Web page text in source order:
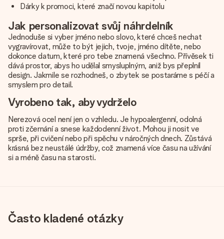
Dárky k promoci, které značí novou kapitolu
Jak personalizovat svůj náhrdelník
Jednoduše si vyber jméno nebo slovo, které chceš nechat
vygravírovat, může to být jejich, tvoje, jméno dítěte, nebo
dokonce datum, které pro tebe znamená všechno. Přívěsek ti
dává prostor, abys ho udělal smysluplným, aniž bys přeplnil
design. Jakmile se rozhodneš, o zbytek se postaráme s péčí a
smyslem pro detail.
Vyrobeno tak, aby vydrželo
Nerezová ocel není jen o vzhledu. Je hypoalergenní, odolná
proti zčernání a snese každodenní život. Mohou ji nosit ve
sprše, při cvičení nebo při spěchu v náročných dnech. Zůstává
krásná bez neustálé údržby, což znamená více času na užívání
si a méně času na starosti.
Často kladené otázky